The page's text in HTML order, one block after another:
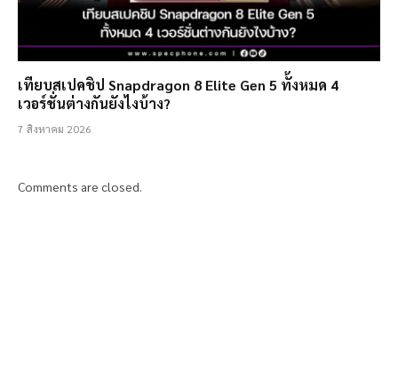
เทียบสเปคชิป Snapdragon 8 Elite Gen 5 ทั้งหมด 4
เวอร์ชั่นต่างกันยังไงบ้าง?
7 สิงหาคม 2026
Comments are closed.